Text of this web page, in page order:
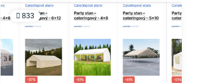
833